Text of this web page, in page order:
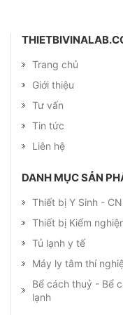
Trang chủ
Giới thiệu
Tư vấn
Tin tức
Liên hệ
DANH MỤC SẢN
Thiết bị Y Sinh -
Thiết bị Kiểm
Tủ lạnh y tế
Máy ly tâm thí
Bể cách thuỷ - Bể
lạnh